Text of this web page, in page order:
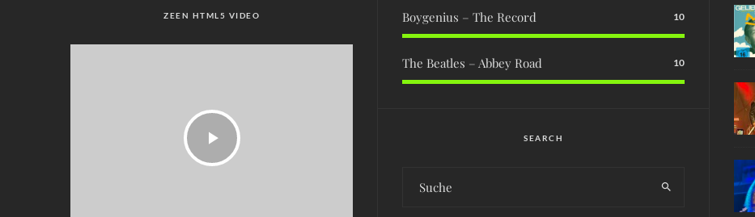
ZEEN HTML5 VIDEO Boygenius – The Record 10
The Beatles – Abbey Road 10
SEARCH